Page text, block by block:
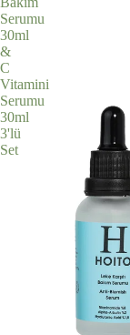
Serumu
30ml
&
C
Vitamini
Serumu
30ml
3'lü
Set